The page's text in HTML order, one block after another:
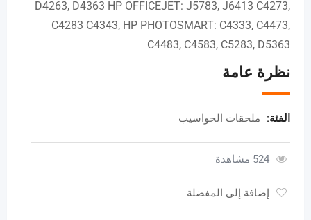
D4263, D4363 HP OFFICEJET: J5783, J6413 C4273,
C4283 C4343, HP PHOTOSMART: C4333, C4473,
C4483, C4583, C5283, D5363
نظرة عامة
الفئة: ملحقات الحواسيب
524 مشاهدة
إضافة إلى المفضلة